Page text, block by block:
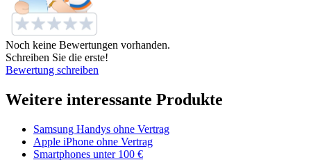
Noch keine Bewertungen vorhanden.
Schreiben Sie die erste!
Bewertung schreiben
Weitere interessante Produkte
Samsung Handys ohne Vertrag
Apple iPhone ohne Vertrag
Smartphones unter 100 €